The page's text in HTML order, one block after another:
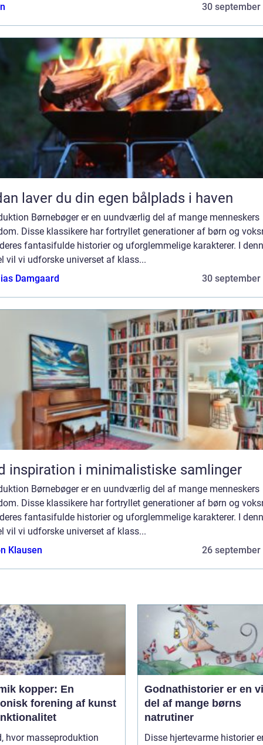
30 september
laver du din egen bålplads i haven
Børnebøger er en uundværlig del af mange menneskers
Disse klassikere har fortryllet generationer af børn og
fantasifulde historier og uforglemmelige karakterer. I
vil vi udforske universet af klass...
Damgaard
30 september
inspiration i minimalistiske samlinger
Børnebøger er en uundværlig del af mange menneskers
Disse klassikere har fortryllet generationer af børn og
fantasifulde historier og uforglemmelige karakterer. I
vil vi udforske universet af klass...
Klausen
26 september
kopper: En
forening af kunst
hvor masseproduktion
Godnathistorier er en
del af mange børns
natrutiner
Disse hjertevarme historier